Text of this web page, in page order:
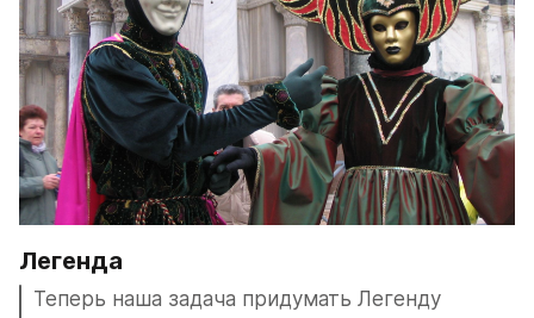
Легенда
Теперь наша задача придумать Легенду